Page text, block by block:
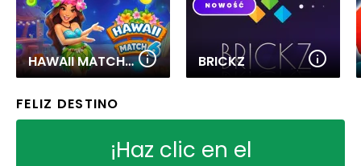
HAWAII MATCH 6 BRICKZ
FELIZ DESTINO
¡Haz clic en el